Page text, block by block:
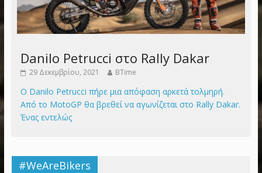
Danilo Petrucci στο Rally Dakar
29 Δεκεμβρίου, 2021 BTime
Ο Danilo Petrucci πήρε μια απόφαση αρκετά τολμηρή.
Από το MotoGP θα βρεθεί να αγωνίζεται στο Rally Dakar.
Ένας εντελώς
#WeAreBikers